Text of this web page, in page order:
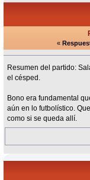
«
Resumen del partido:
el césped.
Bono era fundamental
aún en lo futbolístico.
como si se queda allí.